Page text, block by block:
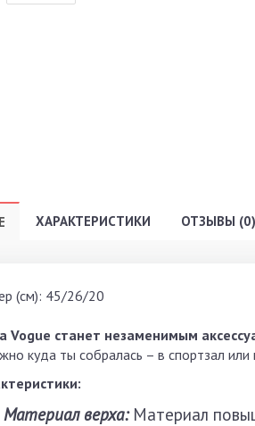
ХАРАКТЕРИСТИКИ ОТЗЫВЫ (0)
(см): 45/26/20
Vogue станет незаменимым
куда ты собралась – в спортзал
Материал верха:Материал